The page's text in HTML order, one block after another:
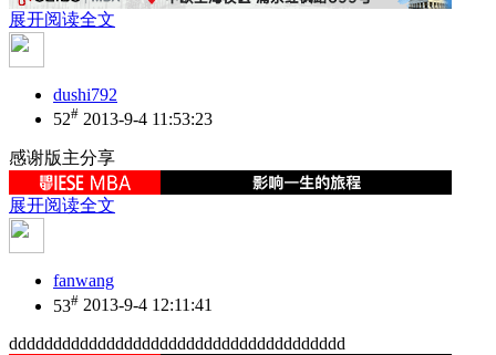
展开阅读全文
dushi792
52# 2013-9-4 11:53:23
感谢版主分享
展开阅读全文
fanwang
53# 2013-9-4 12:11:41
dddddddddddddddddddddddddddddddddddddd